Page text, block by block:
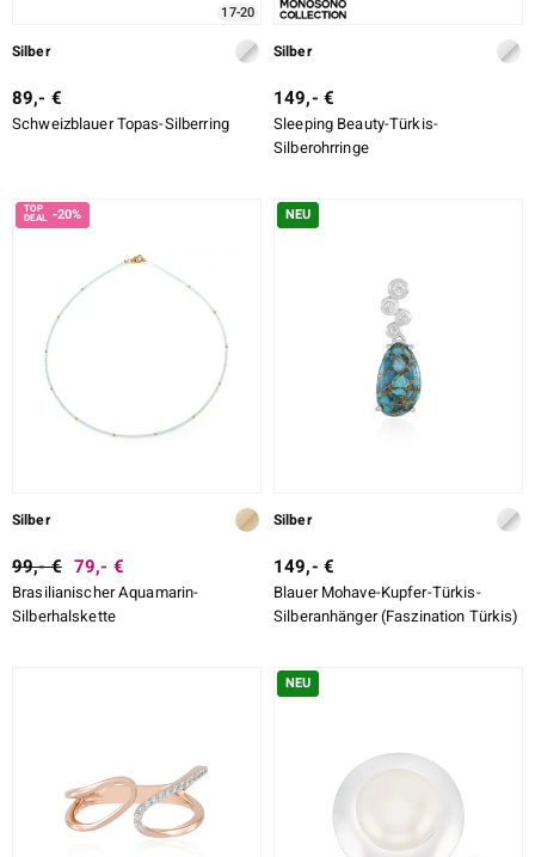
17-20
Silber
89,- €
Schweizblauer Topas-Silberring
Silber
149,- €
Sleeping Beauty-Türkis-
Silberohrringe
-20%
Silber
99,- € 79,- €
Brasilianischer Aquamarin-
Silberhalskette
NEU
Silber
149,- €
Blauer Mohave-Kupfer-Türkis-
Silberanhänger (Faszination Türkis)
NEU